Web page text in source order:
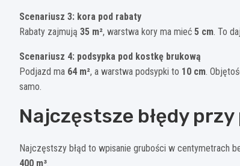
Scenariusz 3: kora pod rabaty
Rabaty zajmują 35 m², warstwa kory ma mieć 5 cm. To
Scenariusz 4: podsypka pod kostkę brukową
Podjazd ma 64 m², a warstwa podsypki to 10 cm.
samo.
Najczęstsze błędy
Najczęstszy błąd to wpisanie grubości w centymetrach
400 m³.